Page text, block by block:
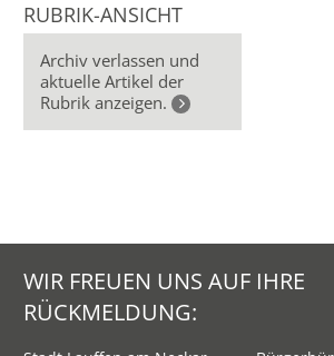
RUBRIK-ANSICHT
Archiv verlassen und
aktuelle Artikel der
Rubrik anzeigen.
WIR FREUEN UNS AUF IHRE
RÜCKMELDUNG: